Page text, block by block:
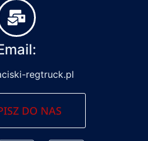
regtruck.pl
DO NAS